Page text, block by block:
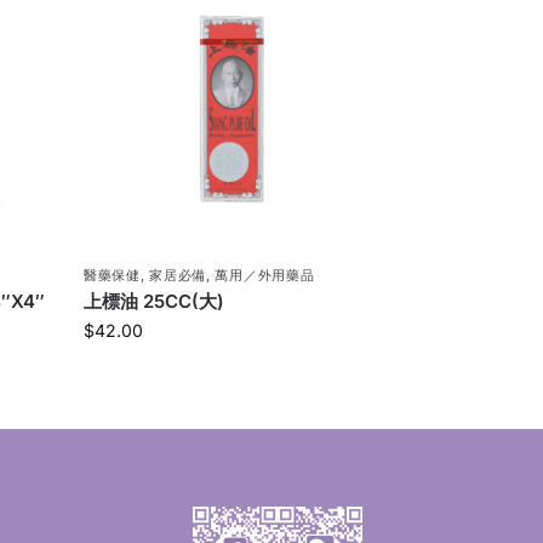
醫藥保健 ,家居必備,萬用／外用藥品
上標油 25CC(大)
$42.00